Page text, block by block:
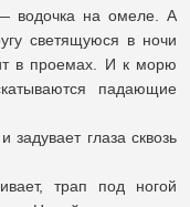
водочка на омеле. А
светящуюся в ночи
в проемах. И к морю
падающие
глаза сквозь
трап под ногой